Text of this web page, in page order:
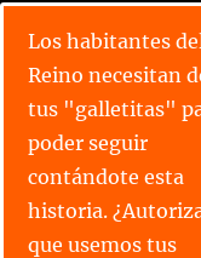
Lee todos los
Conoce las
Los habitantes
Reino necesitan
tus "galletitas"
poder seguir
contándote esta
historia.
que usemos tus